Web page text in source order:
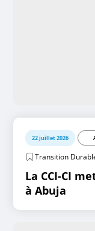
22 juillet 2026
Transition
La CCI-CI
à Abuja